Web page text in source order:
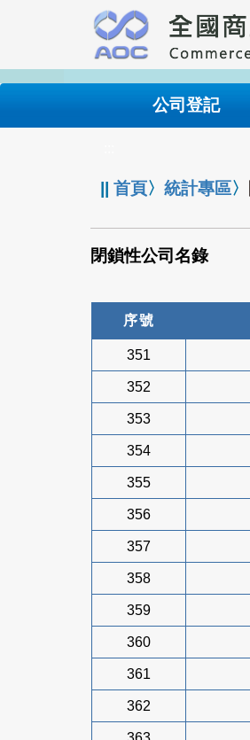
要
內
公司登記
||首頁〉統計專區〉
閉鎖性公司名錄
序號
351
352
353
354
355
356
357
358
359
360
361
362